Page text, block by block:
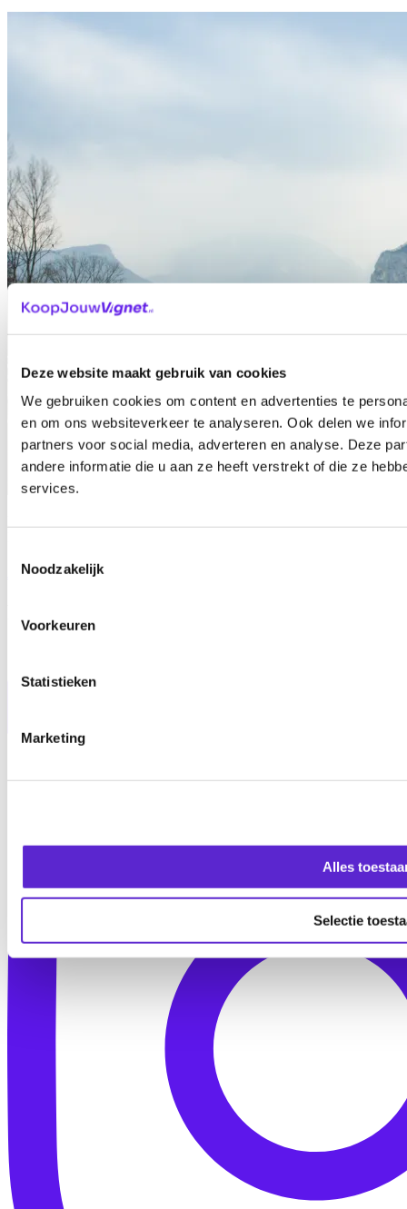
Deze website maakt gebruik van cookies
We gebruiken cookies om content en advertenties te
en om ons websiteverkeer te analyseren. Ook delen we
partners voor social media, adverteren en analyse. Deze
andere informatie die u aan ze heeft verstrekt of die ze
services.
Noodzakelijk
Voorkeuren
Statistieken
Marketing
Alles
Selectie
Autoreis naar Oostenrijk - Tips en Advies